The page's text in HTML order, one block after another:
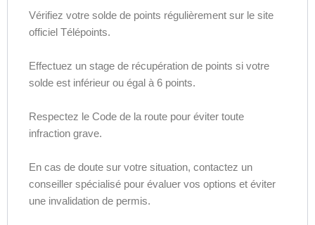
Vérifiez votre solde de points régulièrement sur le site
officiel Télépoints.
Effectuez un stage de récupération de points si votre
solde est inférieur ou égal à 6 points.
Respectez le Code de la route pour éviter toute
infraction grave.
En cas de doute sur votre situation, contactez un
conseiller spécialisé pour évaluer vos options et éviter
une invalidation de permis.